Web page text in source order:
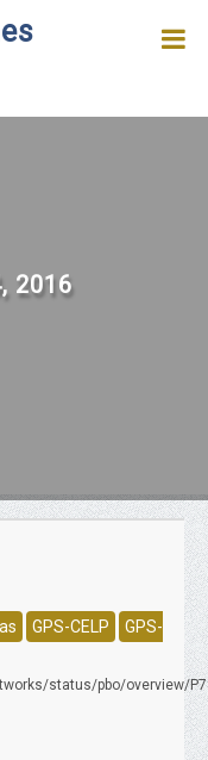
2016
GPS-CELP
GPS-
status/pbo/overview/